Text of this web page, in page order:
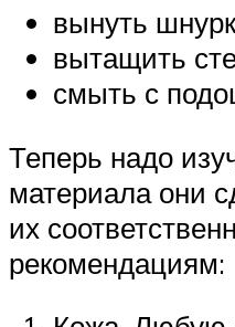
вынуть
вытащить
смыть с
Теперь надо
материала они
их
рекомендациям: